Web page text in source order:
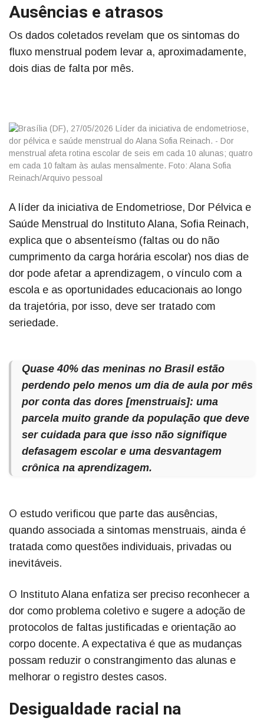
Ausências e atrasos
Os dados coletados revelam que os sintomas do
fluxo menstrual podem levar a, aproximadamente,
dois dias de falta por mês.
A líder da iniciativa de Endometriose, Dor Pélvica e
Saúde Menstrual do Instituto Alana, Sofia Reinach,
explica que o absenteísmo (faltas ou do não
cumprimento da carga horária escolar) nos dias de
dor pode afetar a aprendizagem, o vínculo com a
escola e as oportunidades educacionais ao longo
da trajetória, por isso, deve ser tratado com
seriedade.
Quase 40% das meninas no Brasil estão
perdendo pelo menos um dia de aula por mês
por conta das dores [menstruais]: uma
parcela muito grande da população que deve
ser cuidada para que isso não signifique
defasagem escolar e uma desvantagem
crônica na aprendizagem.
O estudo verificou que parte das ausências,
quando associada a sintomas menstruais, ainda é
tratada como questões individuais, privadas ou
inevitáveis.
O Instituto Alana enfatiza ser preciso reconhecer a
dor como problema coletivo e sugere a adoção de
protocolos de faltas justificadas e orientação ao
corpo docente. A expectativa é que as mudanças
possam reduzir o constrangimento das alunas e
melhorar o registro destes casos.
Desigualdade racial na